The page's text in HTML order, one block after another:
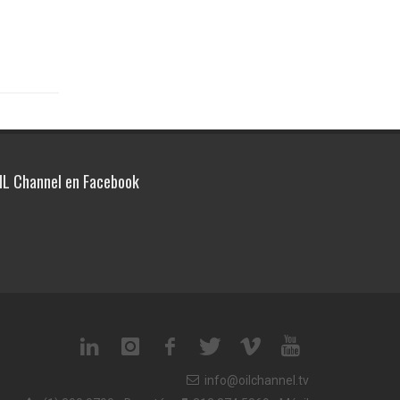
Channel en Facebook
info@oilchannel.tv